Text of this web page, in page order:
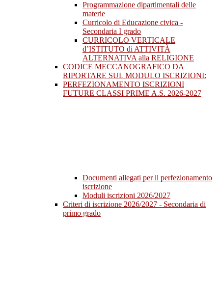
Programmazione dipartimentali delle
materie
Curricolo di Educazione civica -
Secondaria I grado
CURRICOLO VERTICALE
d’ISTITUTO di ATTIVITÀ
ALTERNATIVA alla RELIGIONE
CODICE MECCANOGRAFICO DA
RIPORTARE SUL MODULO ISCRIZIONI:
PERFEZIONAMENTO ISCRIZIONI
FUTURE CLASSI PRIME A.S. 2026-2027
Documenti allegati per il perfezionamento
iscrizione
Moduli iscrizioni 2026/2027
Criteri di iscrizione 2026/2027 - Secondaria di
primo grado